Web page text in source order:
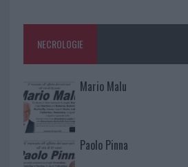
NECROLOGIE
Mario Malu
Paolo Pinna